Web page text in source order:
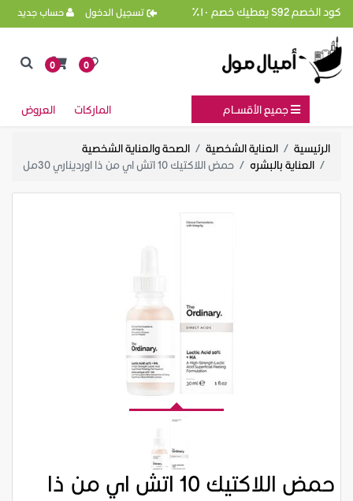
كود الخصم S92 يعطيك خصم ١٠٪ تسجيل الدخول حساب جديد
0
0
جميع الأقســام الماركات العروض
الرئيسية العناية الشخصية
الصحة والعناية الشخصية
العناية بالبشره
حمض اللاكتيك 10 اتش اي من ذا اورديناري 30مل
حمض اللاكتيك 10 اتش اي من ذا